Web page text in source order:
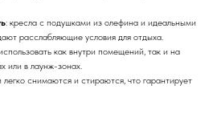
: кресла с подушками из олефина и идеальными
расслабляющие условия для отдыха.
как внутри помещений, так и на
или в лаунж-зонах.
легко снимаются и стираются, что гарантирует